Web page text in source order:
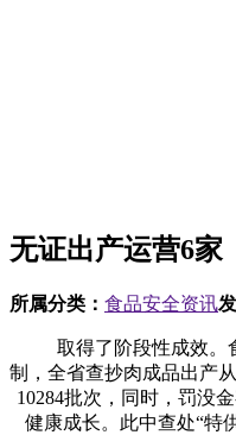
无证出产运营6家
所属分类： 食品安全资讯
取得了阶段性成效。
制，全省查抄肉成品出产
10284批次，同时，罚没
健康成长。此中查处“特